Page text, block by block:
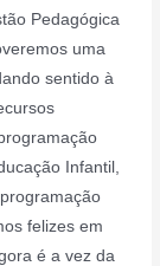
Pedagógica
uma
sentido à
Infantil,
felizes em
é a vez da